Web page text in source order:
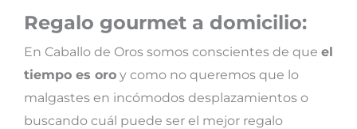
Regalo gourmet a domicilio:
En Caballo de Oros somos conscientes de que el
tiempo es oro y como no queremos que lo
malgastes en incómodos desplazamientos o
buscando cuál puede ser el mejor regalo